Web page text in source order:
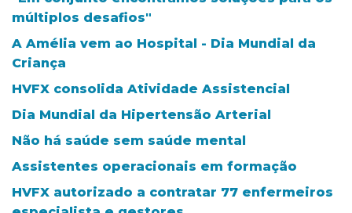
múltiplos desafios"
A Amélia vem ao Hospital - Dia Mundial da
Criança
HVFX consolida Atividade Assistencial
Dia Mundial da Hipertensão Arterial
Não há saúde sem saúde mental
Assistentes operacionais em formação
HVFX autorizado a contratar 77 enfermeiros